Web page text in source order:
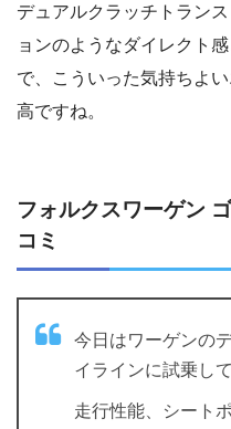
デュアルクラッチトラン
ョンのようなダイレクト
で、こういった気持ちよ
高ですね。
フォルクスワーゲン
コミ
今日はワーゲンの
イラインに試乗し
走行性能、シート